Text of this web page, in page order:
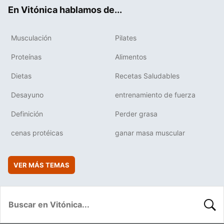
En Vitónica hablamos de...
Musculación Pilates
Proteínas Alimentos
Dietas Recetas Saludables
Desayuno entrenamiento de fuerza
Definición Perder grasa
cenas protéicas ganar masa muscular
VER MÁS TEMAS